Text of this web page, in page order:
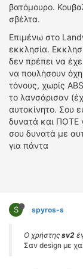
βατόμουρο.
σβέλτα.
Επιμένω στο
εκκλησία.
δεν πρέπει να
να πουλήσουν
τόνους, χωρίς
το λανσάρισαν
αυτοκίνητο. Σου
δυνατά και ΠΟΤΕ
σου δυνατά με
για πάντα
S spyros-s
Ο χρήστης sv2
Σαν design με